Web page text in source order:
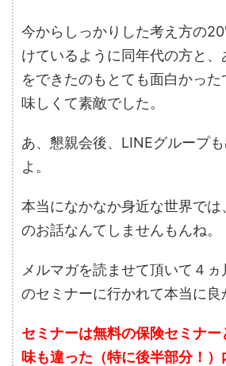
今からしっかりした考え方の
けているように同年代の方と
をできたのもとても面白かっ
味しくて素敵でした。
あ、懇親会後、LINEグループ
よ。
本当になかなか身近な世界では
のお話なんてしませんもんね。
メルマガを読ませて頂いて４ヵ
のセミナーに行かれて本当に良
セミナーは無料の保険セミナー
味も違った（特に後半部分！）